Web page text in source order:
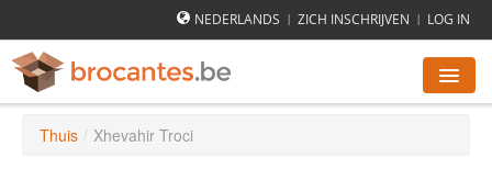
NEDERLANDS | ZICH INSCHRIJVEN | LOG IN
ROMMELMARKTEN AGENDA
Thuis / Xhevahir Troci